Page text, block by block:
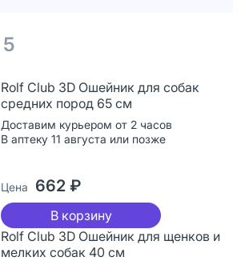
5
Rolf Club 3D Ошейник для собак
средних пород 65 см
Доставим курьером от 2 часов
В аптеку 11 августа или позже
Цена 662 ₽
В корзину
Rolf Club 3D Ошейник для щенков и
мелких собак 40 см